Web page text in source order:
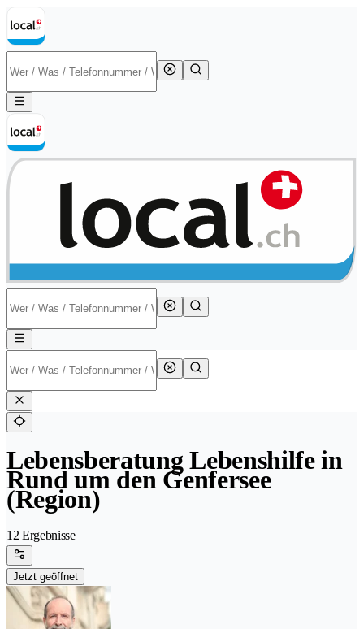
Lebensberatung Lebenshilfe in
Rund um den Genfersee
(Region)
12 Ergebnisse
Jetzt geöffnet